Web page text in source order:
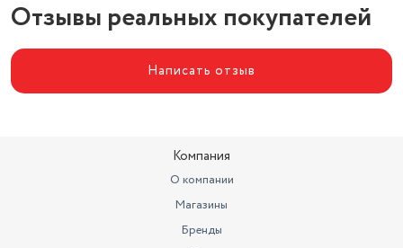
Отзывы реальных покупателей
Написать отзыв
Компания
О компании
Магазины
Бренды